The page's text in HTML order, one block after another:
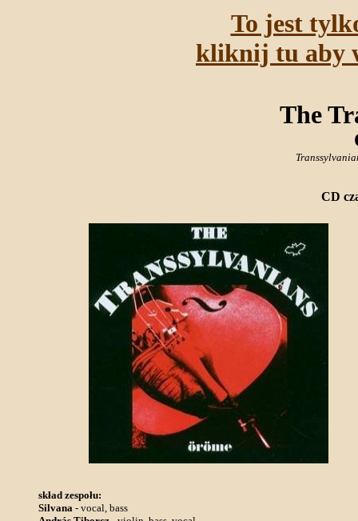
To jest
kliknij tu aby
The
CD
skład zespołu:
Silvana - vocal, bass